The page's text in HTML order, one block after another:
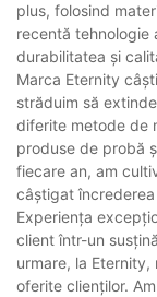
plus, folosind
recentă tehnologie
durabilitatea și
Marca Eternity
străduim să
diferite metode de
produse de probă
fiecare an, am
câștigat încrederea
Experiența
client într-un
urmare, la
oferite clienților.